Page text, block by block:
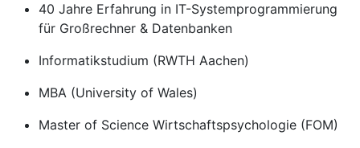
40 Jahre Erfahrung in IT-Systemprogrammierung
für Großrechner & Datenbanken
Informatikstudium (RWTH Aachen)
MBA (University of Wales)
Master of Science Wirtschaftspsychologie (FOM)